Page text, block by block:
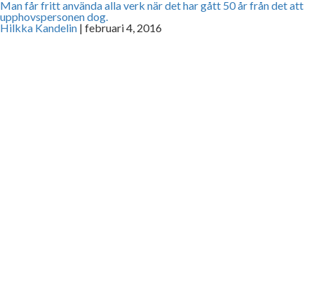
Man får fritt använda alla verk när det har gått 50 år från det att
upphovspersonen dog.
Hilkka Kandelin | februari 4, 2016